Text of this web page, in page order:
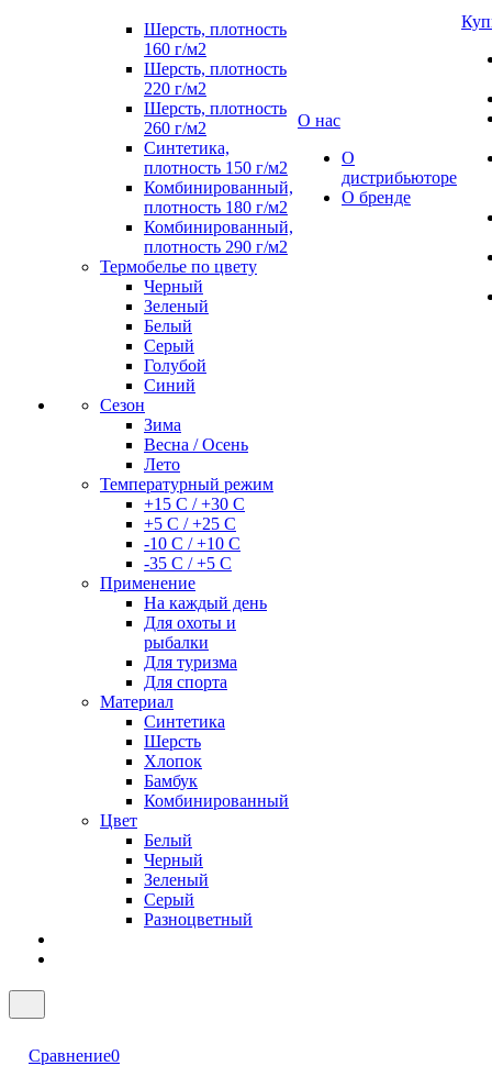
Шерсть, плотность
160 г/м2
Шерсть, плотность
220 г/м2
Шерсть, плотность
260 г/м2
Синтетика,
плотность 150 г/м2
Комбинированный,
плотность 180 г/м2
Комбинированный,
плотность 290 г/м2
Термобелье по цвету
Черный
Зеленый
Белый
Серый
Голубой
Синий
Сезон
Зима
Весна / Осень
Лето
Температурный режим
+15 С / +30 С
+5 С / +25 С
-10 С / +10 С
-35 С / +5 С
Применение
На каждый день
Для охоты и
рыбалки
Для туризма
Для спорта
Материал
Синтетика
Шерсть
Хлопок
Бамбук
Комбинированный
Цвет
Белый
Черный
Зеленый
Серый
Разноцветный
О нас
О
дистрибьюторе
О бренде
Сравнение0